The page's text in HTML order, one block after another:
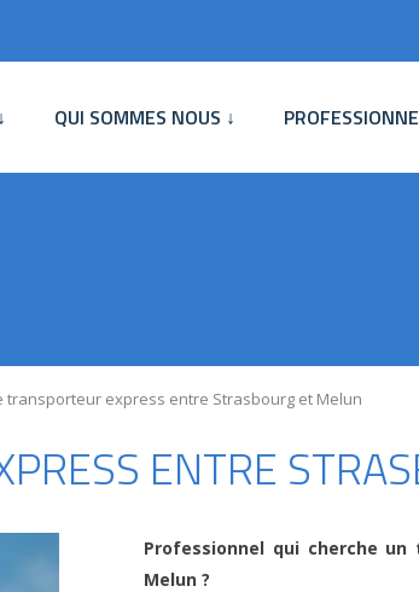
QUI SOMMES NOUS ↓
transporteur express entre Strasbourg et Melun
ENTRE
Professionnel qui cherche
Melun ?